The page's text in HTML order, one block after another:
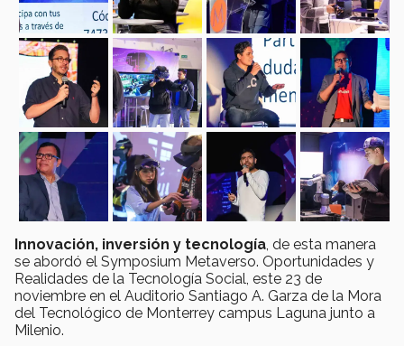
Innovación, inversión y tecnología , de esta manera
se abordó el Symposium Metaverso. Oportunidades y
Realidades de la Tecnología Social, este 23 de
noviembre en el Auditorio Santiago A. Garza de la Mora
del Tecnológico de Monterrey campus Laguna junto a
Milenio.